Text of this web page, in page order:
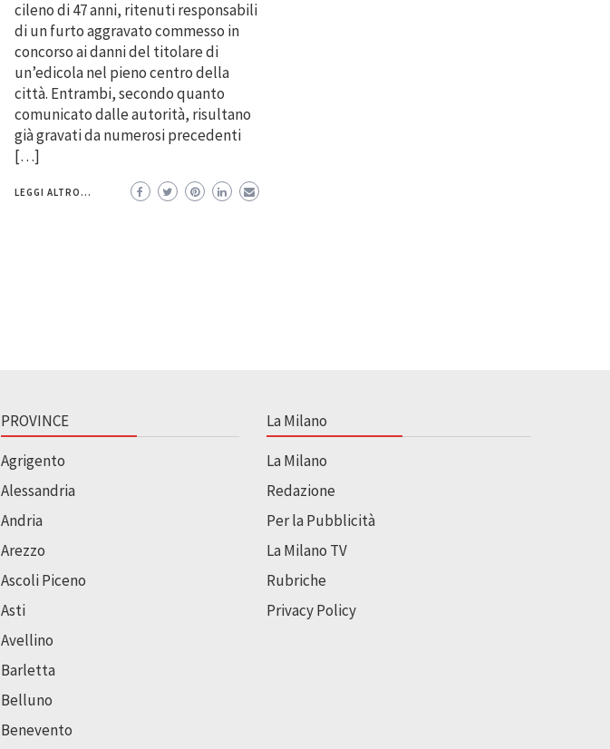
cileno di 47 anni, ritenuti responsabili
di un furto aggravato commesso in
concorso ai danni del titolare di
un’edicola nel pieno centro della
città. Entrambi, secondo quanto
comunicato dalle autorità, risultano
già gravati da numerosi precedenti
[…]
LEGGI ALTRO...
PROVINCE
Agrigento
Alessandria
Andria
Arezzo
Ascoli Piceno
Asti
Avellino
Barletta
Belluno
Benevento
La Milano
La Milano
Redazione
Per la Pubblicità
La Milano TV
Rubriche
Privacy Policy